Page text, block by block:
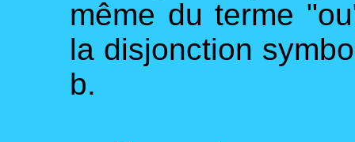
même du terme
la disjonction
b.